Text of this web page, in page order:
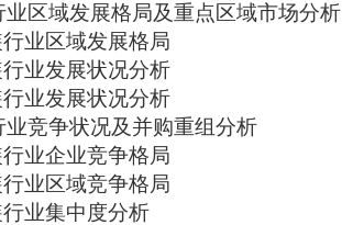
区域发展格局及重点区域市场分析
业区域发展格局
业发展状况分析
业发展状况分析
竞争状况及并购重组分析
业企业竞争格局
业区域竞争格局
业集中度分析